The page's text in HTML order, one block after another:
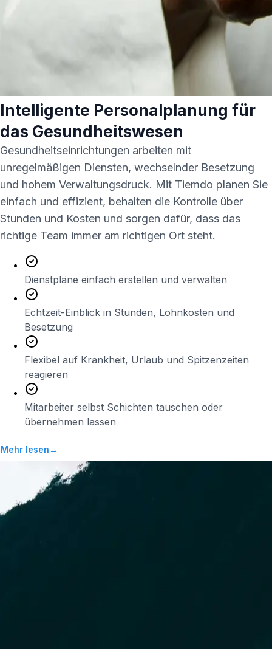
Intelligente Personalplanung für
das Gesundheitswesen
Gesundheitseinrichtungen arbeiten mit
unregelmäßigen Diensten, wechselnder Besetzung
und hohem Verwaltungsdruck. Mit Tiemdo planen Sie
einfach und effizient, behalten die Kontrolle über
Stunden und Kosten und sorgen dafür, dass das
richtige Team immer am richtigen Ort steht.
Dienstpläne einfach erstellen und verwalten
Echtzeit-Einblick in Stunden, Lohnkosten und
Besetzung
Flexibel auf Krankheit, Urlaub und Spitzenzeiten
reagieren
Mitarbeiter selbst Schichten tauschen oder
übernehmen lassen
Mehr lesen→